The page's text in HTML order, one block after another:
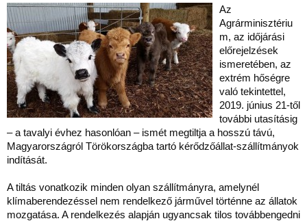
Az
Agrárminisztériu
m, az időjárási
előrejelzések
ismeretében, az
extrém hőségre
való tekintettel,
2019. június 21-től
további utasításig
– a tavalyi évhez hasonlóan – ismét megtiltja a hosszú távú,
Magyarországról Törökországba tartó kérődzőállat-szállítmányok
indítását.
A tiltás vonatkozik minden olyan szállítmányra, amelynél
klímaberendezéssel nem rendelkező járművel történne az állatok
mozgatása. A rendelkezés alapján ugyancsak tilos továbbengedni